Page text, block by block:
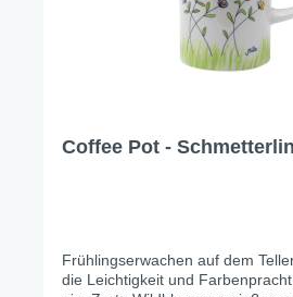
Coffee Pot -
Frühlingserwachen auf dem
die Leichtigkeit und